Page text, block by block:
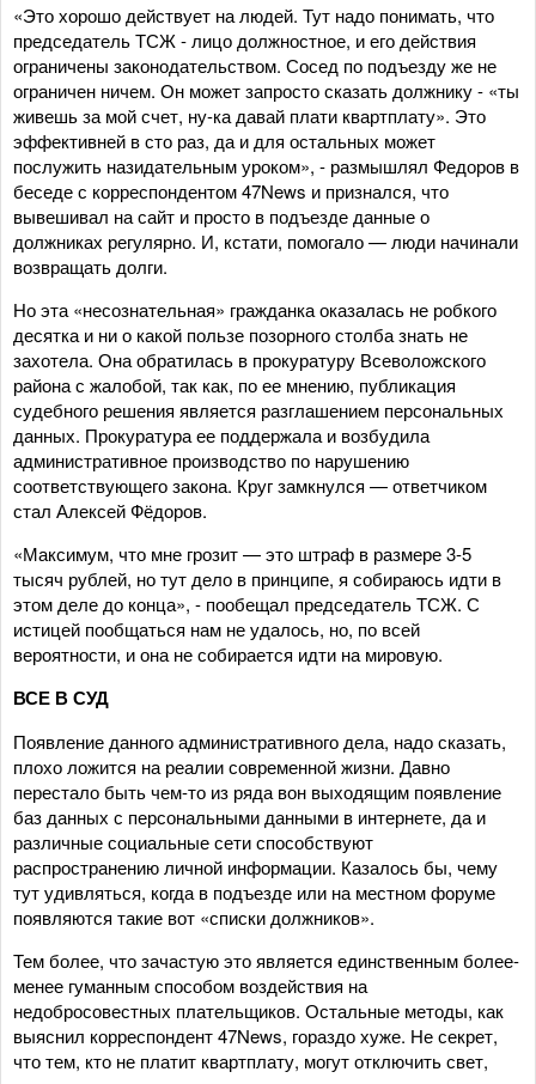
«Это хорошо действует на людей. Тут надо понимать, что
председатель ТСЖ - лицо должностное, и его действия
ограничены законодательством. Сосед по подъезду же не
ограничен ничем. Он может запросто сказать должнику - «ты
живешь за мой счет, ну-ка давай плати квартплату». Это
эффективней в сто раз, да и для остальных может
послужить назидательным уроком», - размышлял Федоров в
беседе с корреспондентом 47News и признался, что
вывешивал на сайт и просто в подъезде данные о
должниках регулярно. И, кстати, помогало — люди начинали
возвращать долги.
Но эта «несознательная» гражданка оказалась не робкого
десятка и ни о какой пользе позорного столба знать не
захотела. Она обратилась в прокуратуру Всеволожского
района с жалобой, так как, по ее мнению, публикация
судебного решения является разглашением персональных
данных. Прокуратура ее поддержала и возбудила
административное производство по нарушению
соответствующего закона. Круг замкнулся — ответчиком
стал Алексей Фёдоров.
«Максимум, что мне грозит — это штраф в размере 3-5
тысяч рублей, но тут дело в принципе, я собираюсь идти в
этом деле до конца», - пообещал председатель ТСЖ. С
истицей пообщаться нам не удалось, но, по всей
вероятности, и она не собирается идти на мировую.
ВСЕ В СУД
Появление данного административного дела, надо сказать,
плохо ложится на реалии современной жизни. Давно
перестало быть чем-то из ряда вон выходящим появление
баз данных с персональными данными в интернете, да и
различные социальные сети способствуют
распространению личной информации. Казалось бы, чему
тут удивляться, когда в подъезде или на местном форуме
появляются такие вот «списки должников».
Тем более, что зачастую это является единственным более-
менее гуманным способом воздействия на
недобросовестных плательщиков. Остальные методы, как
выяснил корреспондент 47News, гораздо хуже. Не секрет,
что тем, кто не платит квартплату, могут отключить свет,